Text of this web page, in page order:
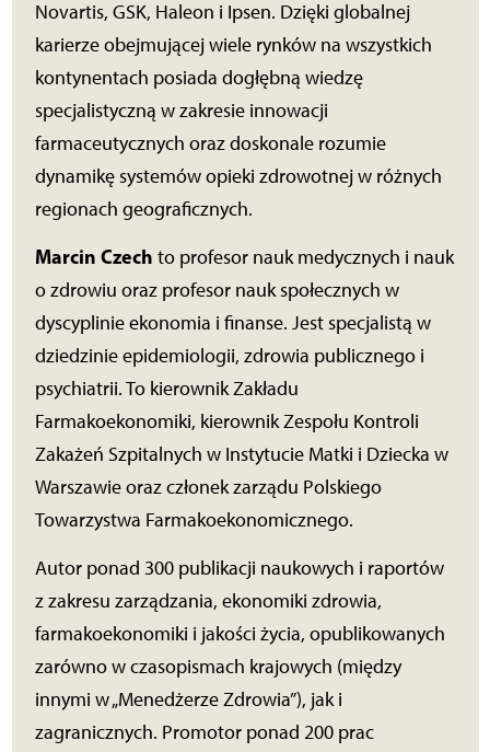
Novartis, GSK, Haleon i Ipsen. Dzięki globalnej
karierze obejmującej wiele rynków na wszystkich
kontynentach posiada dogłębną wiedzę
specjalistyczną w zakresie innowacji
farmaceutycznych oraz doskonale rozumie
dynamikę systemów opieki zdrowotnej w różnych
regionach geograficznych.
Marcin Czech to profesor nauk medycznych i nauk
o zdrowiu oraz profesor nauk społecznych w
dyscyplinie ekonomia i finanse. Jest specjalistą w
dziedzinie epidemiologii, zdrowia publicznego i
psychiatrii. To kierownik Zakładu
Farmakoekonomiki, kierownik Zespołu Kontroli
Zakażeń Szpitalnych w Instytucie Matki i Dziecka w
Warszawie oraz członek zarządu Polskiego
Towarzystwa Farmakoekonomicznego.
Autor ponad 300 publikacji naukowych i raportów
z zakresu zarządzania, ekonomiki zdrowia,
farmakoekonomiki i jakości życia, opublikowanych
zarówno w czasopismach krajowych (między
innymi w „Menedżerze Zdrowia”), jak i
zagranicznych. Promotor ponad 200 prac